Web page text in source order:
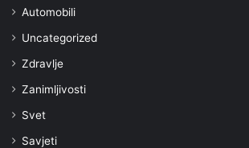
Automobili
Uncategorized
Zdravlje
Zanimljivosti
Svet
Savjeti